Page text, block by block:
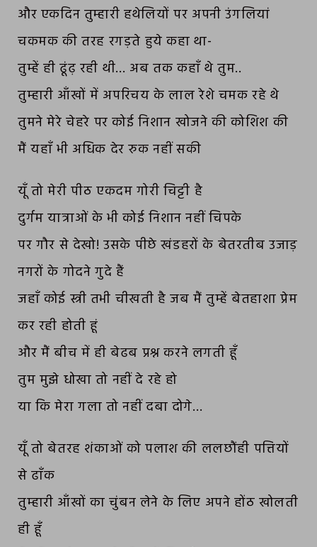
और एकदिन तुम्हारी हथेलियों पर अपनी उंगलियां
चकमक की तरह रगड़ते हुये कहा था-
तुम्हें ही ढूंढ़ रही थी… अब तक कहाँ थे तुम..
तुम्हारी आँखों में अपरिचय के लाल रेशे चमक रहे थे
तुमने मेरे चेहरे पर कोई निशान खोजने की कोशिश की
मैं यहाँ भी अधिक देर रुक नहीं सकी
यूँ तो मेरी पीठ एकदम गोरी चिट्टी है
दुर्गम यात्राओं के भी कोई निशान नहीं चिपके
पर गौर से देखो! उसके पीछे खंडहरों के बेतरतीब उजाड़
नगरों के गोदने गुदे हैं
जहाँ कोई स्त्री तभी चीखती है जब मैं तुम्हें बेतहाशा प्रेम
कर रही होती हूं
और मैं बीच में ही बेढब प्रश्न करने लगती हूँ
तुम मुझे धोखा तो नहीं दे रहे हो
या कि मेरा गला तो नहीं दबा दोगे…
यूँ तो बेतरह शंकाओं को पलाश की ललछौंही पत्तियों
से ढाँक
तुम्हारी आँखों का चुंबन लेने के लिए अपने होंठ खोलती
ही हूँ